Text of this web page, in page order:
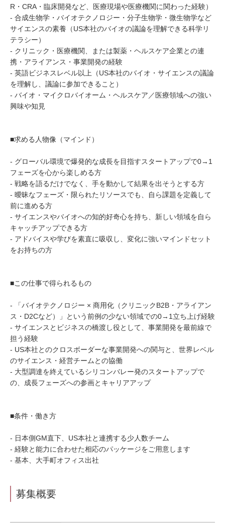
R・CRA・臨床開発など、医療現場や医療機関に関わった経験）
- 合成生物学・バイオテクノロジー・分子生物学・微生物学など
サイエンスの素養（US本社のバイオの議論を理解できる科学リ
テラシー）
- クリニック・医療機関、または製薬・ヘルスケア企業との連
携・アライアンス・事業開発の経験
- 英語ビジネスレベル以上（US本社のバイオ・サイエンスの議論
を理解し、議論に参加できること）
- バイオ・マイクロバイオーム・ヘルスケア／医療領域への強い
興味や知見
■求める人物像（マインド）
- グローバル環境で爆発的な成長を目指すスタートアップで0→1
フェーズを心から楽しめる方
- 戦略を語るだけでなく、手を動かして結果を出そうとする方
- 曖昧なフェーズ・限られたリソースでも、自ら課題を定義して
前に進める方
- サイエンスやバイオへの知的好奇心を持ち、新しい領域を自ら
キャッチアップできる方
- アドバイスや学びを素直に吸収し、変化に強いマインドセット
をお持ちの方
■この仕事で得られるもの
- 「バイオテクノロジー × 商用化（クリニックB2B・アライアン
ス・D2Cなど）」という前例の少ない領域での0→1立ち上げ経験
- サイエンスとビジネスの橋渡し役として、事業開発を最前線で
担う経験
- US本社とのクロスボーダーな事業開発への関与と、世界レベル
のサイエンス・経営チームとの協働
- 大型調達を終えているシリコンバレー発のスタートアップで
の、成長フェーズへの参画とキャリアアップ
■条件・働き方
- 日本側GM直下、US本社と連携する少人数チーム
- 経験と能力に合わせた相応のパッケージをご用意します
- 基本、大手町オフィス出社
募集概要